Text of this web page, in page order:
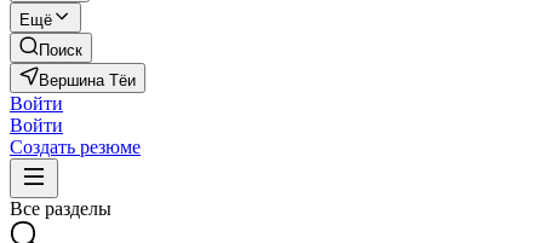
Ещё
Поиск
Вершина Тёи
Войти
Войти
Создать резюме
Все разделы